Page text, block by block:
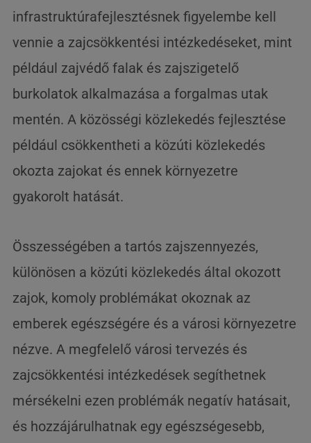
infrastruktúrafejlesztésnek figyelembe kell
vennie a zajcsökkentési intézkedéseket, mint
például zajvédő falak és zajszigetelő
burkolatok alkalmazása a forgalmas utak
mentén. A közösségi közlekedés fejlesztése
például csökkentheti a közúti közlekedés
okozta zajokat és ennek környezetre
gyakorolt ​​hatását.
Összességében a tartós zajszennyezés,
különösen a közúti közlekedés által okozott
zajok, komoly problémákat okoznak az
emberek egészségére és a városi környezetre
nézve. A megfelelő városi tervezés és
zajcsökkentési intézkedések segíthetnek
mérsékelni ezen problémák negatív hatásait,
és hozzájárulhatnak egy egészségesebb,